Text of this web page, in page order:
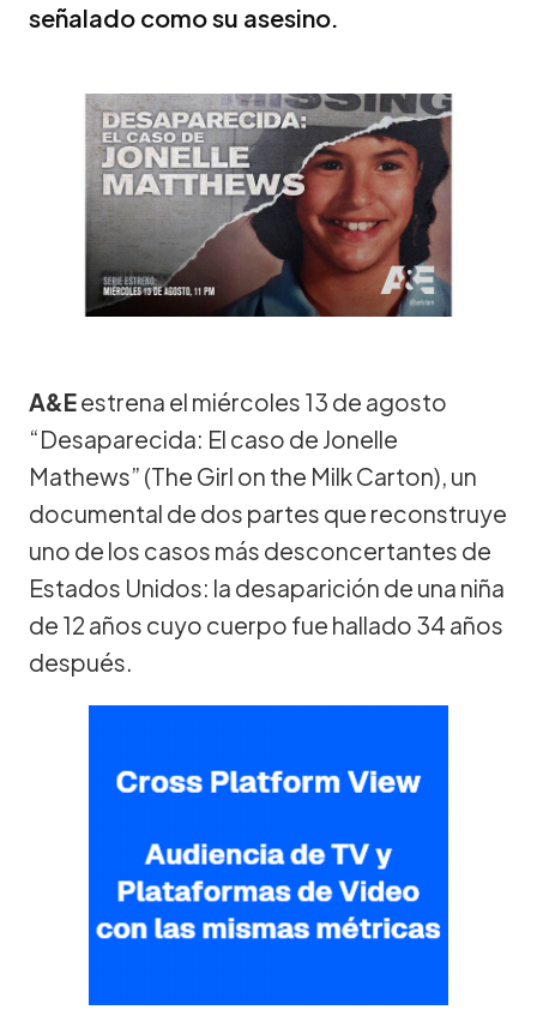
señalado como su asesino.
A&Eestrena el miércoles 13 de agosto
“Desaparecida: El caso de Jonelle
Mathews” (The Girl on the Milk Carton), un
documental de dos partes que reconstruye
uno de los casos más desconcertantes de
Estados Unidos: la desaparición de una niña
de 12 años cuyo cuerpo fue hallado 34 años
después.